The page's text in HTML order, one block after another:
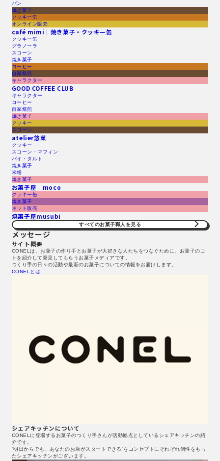
パン
焼き菓子
クッキー缶
オンライン販売
café mimi｜焼き菓子・クッキー缶
クッキー缶
グラノーラ
スコーン
焼き菓子
コーヒー
自家焙煎
キャラクター
GOOD COFFEE CLUB
キャラクター
コーヒー
自家焙煎
焼き菓子
クッキー
スコーン
atelier悠菓
クッキー
スコーン・マフィン
パイ・タルト
焼き菓子
米粉
焼き菓子
お菓子屋 moco
クッキー缶
焼き菓子
ネット販売
焼菓子屋musubi
すべてのお菓子職人を見る​
メッセージ
サイト概要
CONELは、お菓子の作り手とお菓子が大好きな人たちをつなぐために、お菓子のコ
トを紹介して発見してもらうお菓子メディアです。
つくり手の日々の活動や最新のお菓子についての情報をお届けします。
CONELとは
シェアキッチンについて
CONELに登場するお菓子のつくり手さんが活動拠点としているシェアキッチンの紹
介です。
”明日からでも、あなたのお店がスタートできる”をコンセプトにそれぞれ個性をもっ
たシェアキッチンがございます。